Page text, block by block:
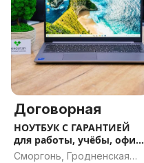
Договорная
НОУТБУК С ГАРАНТИЕЙ
для работы, учёбы, офиса
и игр
Сморгонь, Гродненская